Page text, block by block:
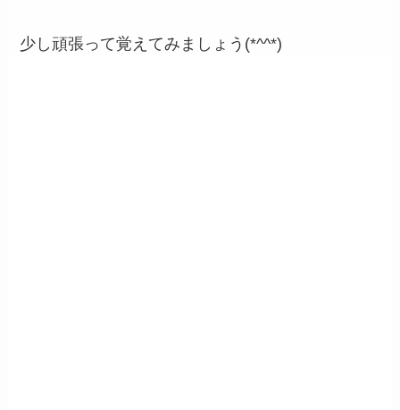
少し頑張って覚えてみましょう(*^^*)